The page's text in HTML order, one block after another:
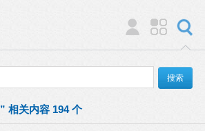
” 相关内容 194 个